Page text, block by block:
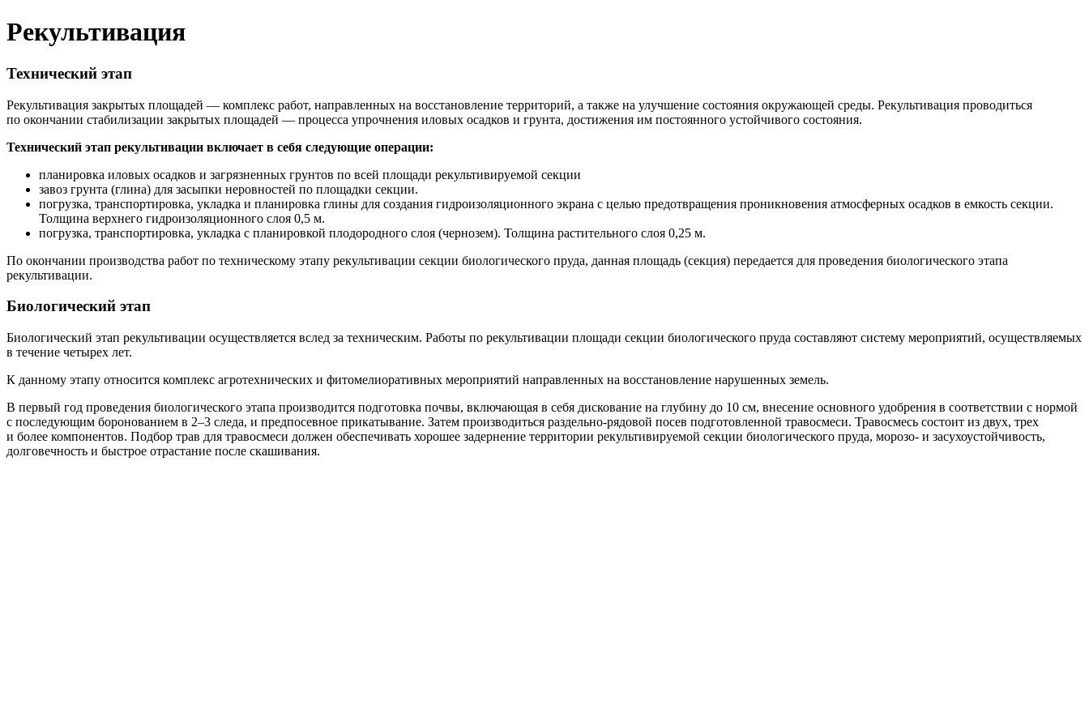
Рекультивация
Технический этап
Рекультивация закрытых площадей — комплекс работ, направленных на восстановление территорий, а также на улучшение состояния окружающей среды. Рекультивация проводиться
по окончании стабилизации закрытых площадей — процесса упрочнения иловых осадков и грунта, достижения им постоянного устойчивого состояния.
Технический этап рекультивации включает в себя следующие операции:
планировка иловых осадков и загрязненных грунтов по всей площади рекультивируемой секции
завоз грунта (глина) для засыпки неровностей по площадки секции.
погрузка, транспортировка, укладка и планировка глины для создания гидроизоляционного экрана с целью предотвращения проникновения атмосферных осадков в емкость секции.
Толщина верхнего гидроизоляционного слоя 0,5 м.
погрузка, транспортировка, укладка с планировкой плодородного слоя (чернозем). Толщина растительного слоя 0,25 м.
По окончании производства работ по техническому этапу рекультивации секции биологического пруда, данная площадь (секция) передается для проведения биологического этапа
рекультивации.
Биологический этап
Биологический этап рекультивации осуществляется вслед за техническим. Работы по рекультивации площади секции биологического пруда составляют систему мероприятий, осуществляемых
в течение четырех лет.
К данному этапу относится комплекс агротехнических и фитомелиоративных мероприятий направленных на восстановление нарушенных земель.
В первый год проведения биологического этапа производится подготовка почвы, включающая в себя дискование на глубину до 10 см, внесение основного удобрения в соответствии с нормой
с последующим боронованием в 2–3 следа, и предпосевное прикатывание. Затем производиться раздельно-рядовой посев подготовленной травосмеси. Травосмесь состоит из двух, трех
и более компонентов. Подбор трав для травосмеси должен обеспечивать хорошее задернение территории рекультивируемой секции биологического пруда, морозо- и засухоустойчивость,
долговечность и быстрое отрастание после скашивания.